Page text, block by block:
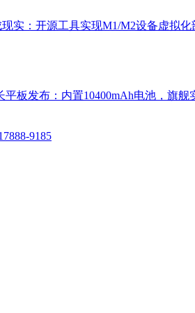
现实：开源工具实现M1/M2设备虚拟化
平板发布：内置10400mAh电池，旗舰
9185